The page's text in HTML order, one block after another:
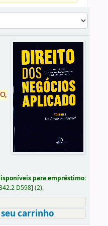
para empréstimo:
D598] (2).
carrinho